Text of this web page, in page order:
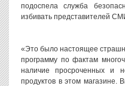
подоспела служба
избивать представителей
«Это было настоящее
программу по фактам
наличие просроченных и
продуктов в этом магазине.